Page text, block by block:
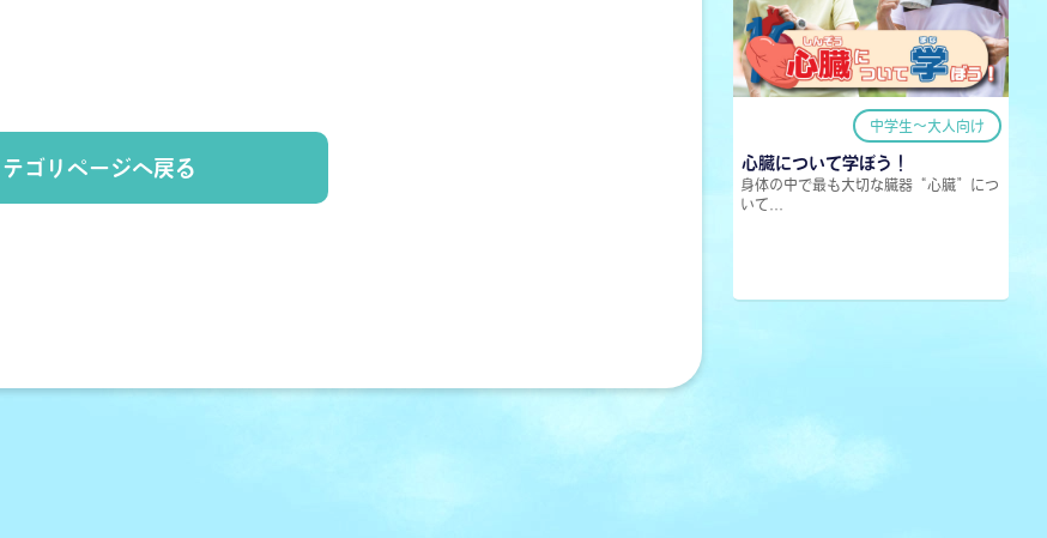
テゴリページへ戻る
中学生〜大人向け
心臓について学ぼう！
身体の中で最も大切な臓器“心臓”につ
いて...